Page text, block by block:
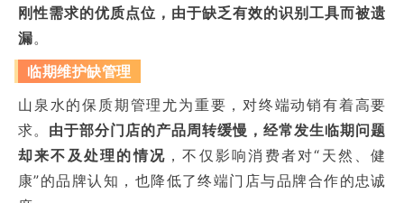
刚性需求的优质点位，由于缺乏有效的识别工具而被遗
漏。
临期维护缺管理
山泉水的保质期管理尤为重要，对终端动销有着高要
求。 由于部分门店的产品周转缓慢，经常发生临期问题
却来不及处理的情况 ，不仅影响消费者对“天然、健
康”的品牌认知，也降低了终端门店与品牌合作的忠诚